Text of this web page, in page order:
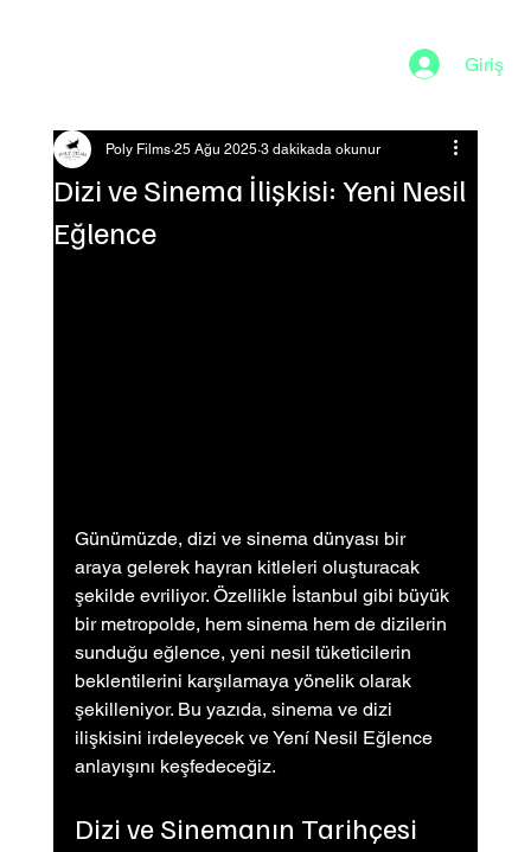
Giriş
Dizi ve Sinema İlişkisi: Yeni Nesil
Eğlence
Poly Films 25 Ağu 2025 3 dakikada okunur
Günümüzde, dizi ve sinema dünyası bir
araya gelerek hayran kitleleri oluşturacak
şekilde evriliyor. Özellikle İstanbul gibi büyük
bir metropolde, hem sinema hem de dizilerin
sunduğu eğlence, yeni nesil tüketicilerin
beklentilerini karşılamaya yönelik olarak
şekilleniyor. Bu yazıda, sinema ve dizi
ilişkisini irdeleyecek ve Yení Nesil Eğlence
anlayışını keşfedeceğiz.
Dizi ve Sinemanın Tarihçesi